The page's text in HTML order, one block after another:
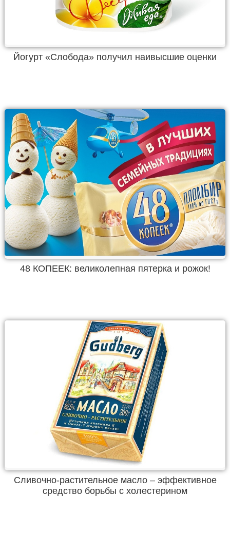
Йогурт «Слобода» получил наивысшие оценки
48 КОПЕЕК: великолепная пятерка и рожок!
Сливочно-растительное масло – эффективное
средство борьбы с холестерином